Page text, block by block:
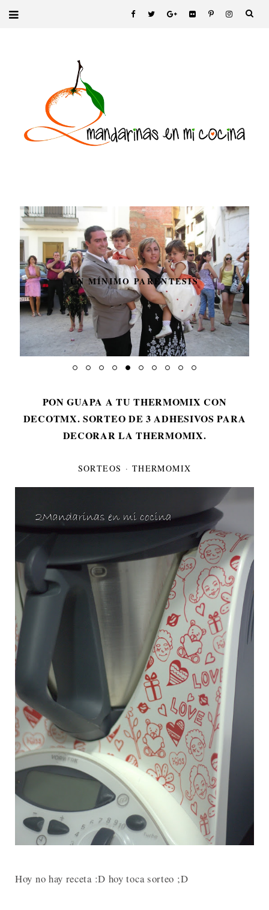
UN MÍNIMO PARÉNTESIS
PON GUAPA A TU THERMOMIX CON
DECOTMX. SORTEO DE 3 ADHESIVOS PARA
DECORAR LA THERMOMIX.
SORTEOS · THERMOMIX
Hoy no hay receta :D hoy toca sorteo ;D